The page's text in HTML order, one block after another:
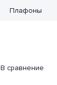
Плафоны
В сравнение